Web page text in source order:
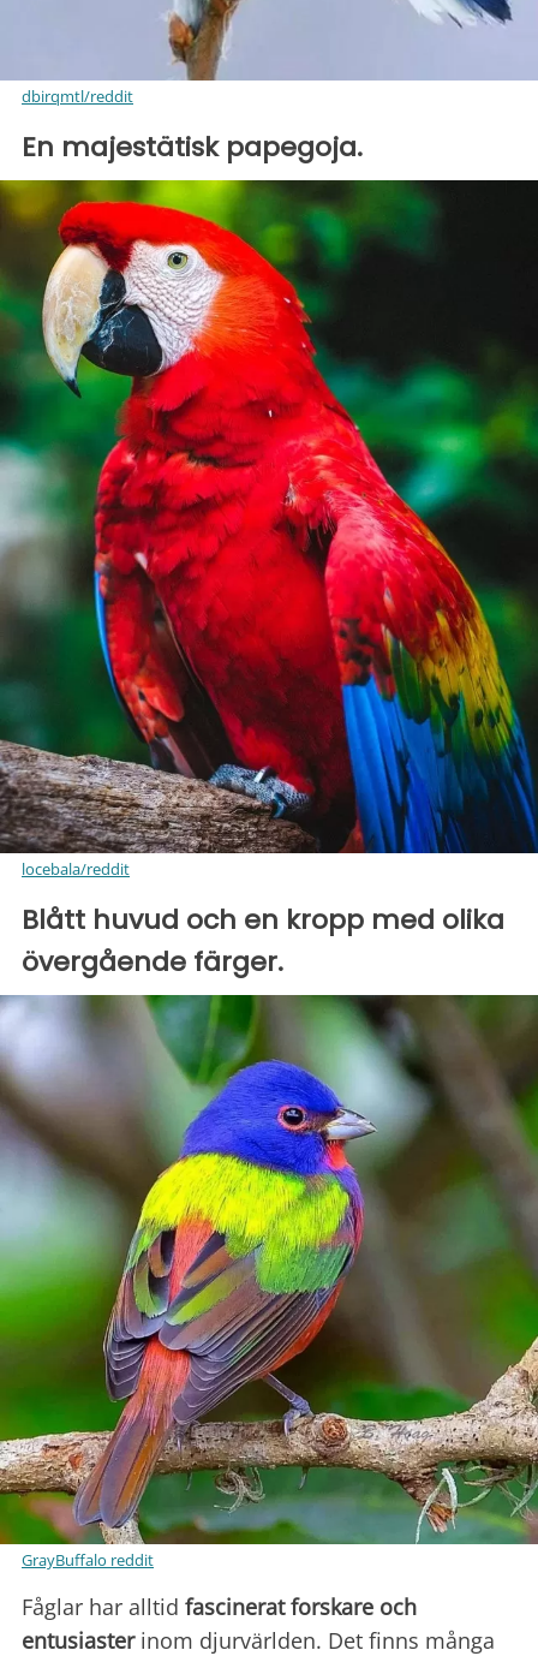
dbirqmtl/reddit
En majestätisk papegoja.
locebala/reddit
Blått huvud och en kropp med olika
övergående färger.
GrayBuffalo reddit
Fåglar har alltid fascinerat forskare och
entusiasterinom djurvärlden. Det finns många